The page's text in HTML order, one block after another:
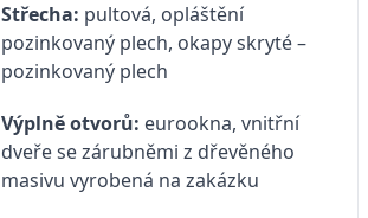
Střecha: pultová, opláštění
pozinkovaný plech, okapy skryté –
pozinkovaný plech
Výplně otvorů: eurookna, vnitřní
dveře se zárubněmi z dřevěného
masivu vyrobená na zakázku